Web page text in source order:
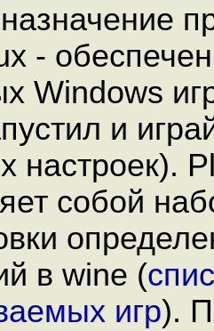
-
Windows
и
настроек).
собой
в wine (
игр).